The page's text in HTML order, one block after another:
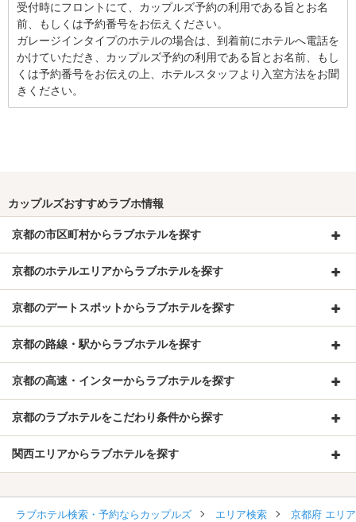
受付時にフロントにて、カップルズ予約の利用である旨とお名
前、もしくは予約番号をお伝えください。
ガレージインタイプのホテルの場合は、到着前にホテルへ電話を
かけていただき、カップルズ予約の利用である旨とお名前、もし
くは予約番号をお伝えの上、ホテルスタッフより入室方法をお聞
きください。
カップルズおすすめラブホ情報
京都の市区町村からラブホテルを探す
京都のホテルエリアからラブホテルを探す
京都のデートスポットからラブホテルを探す
京都の路線・駅からラブホテルを探す
京都の高速・インターからラブホテルを探す
京都のラブホテルをこだわり条件から探す
関西エリアからラブホテルを探す
ラブホテル検索・予約ならカップルズ エリア検索 京都府 エリ